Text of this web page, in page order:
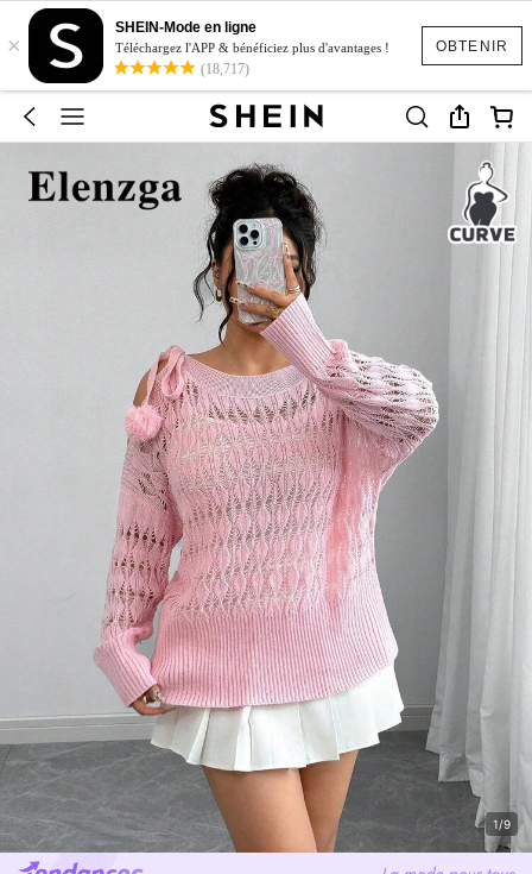
OBTENIR
×
SHEIN-Mode en ligne
Téléchargez l'APP & bénéficiez plus d'avantages !
(18,717)
1/9